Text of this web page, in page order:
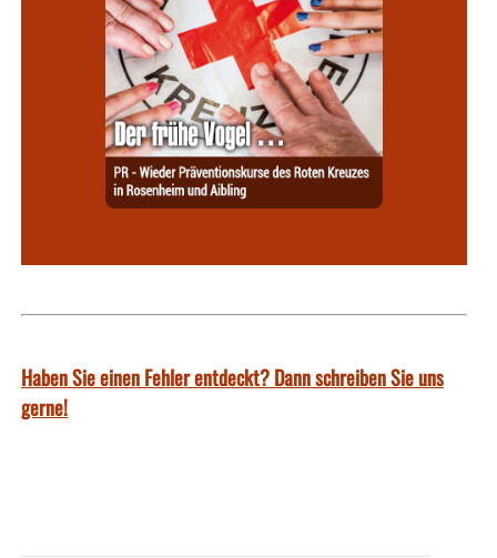
Haben Sie einen Fehler entdeckt? Dann schreiben Sie uns
gerne!